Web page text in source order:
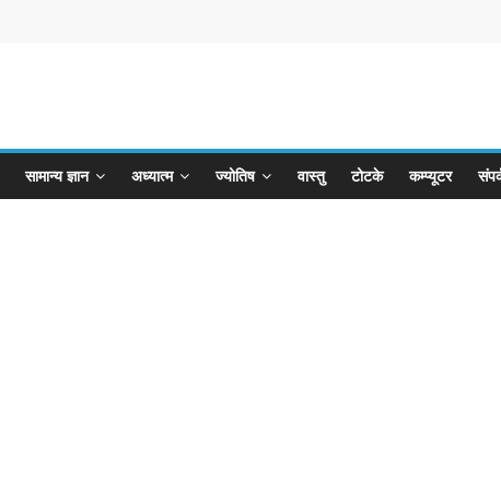
सामान्य ज्ञान अध्यात्म ज्योतिष वास्तु टोटके कम्प्यूटर